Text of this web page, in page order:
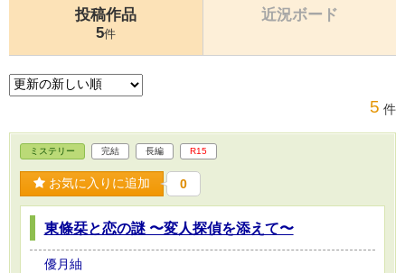
投稿作品
5件
近況ボード
5 件
ミステリー 完結 長編 R15
お気に入りに追加 0
東條栞と恋の謎 〜変人探偵を添えて〜
優月紬